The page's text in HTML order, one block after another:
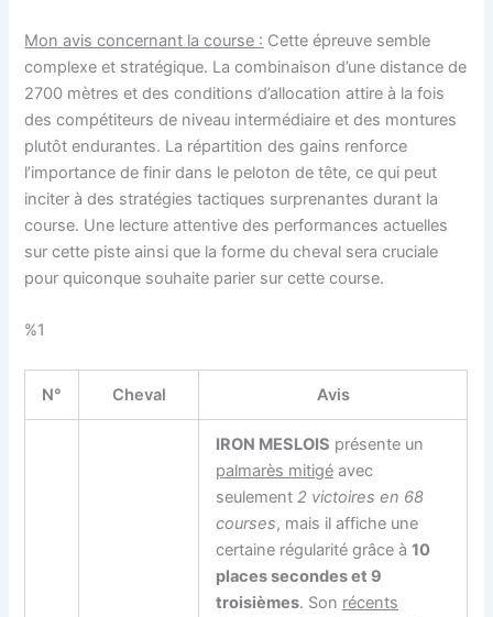
Mon avis concernant la course : Cette épreuve semble
complexe et stratégique. La combinaison d’une distance de
2700 mètres et des conditions d’allocation attire à la fois
des compétiteurs de niveau intermédiaire et des montures
plutôt endurantes. La répartition des gains renforce
l’importance de finir dans le peloton de tête, ce qui peut
inciter à des stratégies tactiques surprenantes durant la
course. Une lecture attentive des performances actuelles
sur cette piste ainsi que la forme du cheval sera cruciale
pour quiconque souhaite parier sur cette course.
%1
N° Cheval Avis
IRON MESLOIS présente un
palmarès mitigé avec
seulement 2 victoires en 68
courses, mais il affiche une
certaine régularité grâce à10
places secondes et 9
troisièmes. Son récents